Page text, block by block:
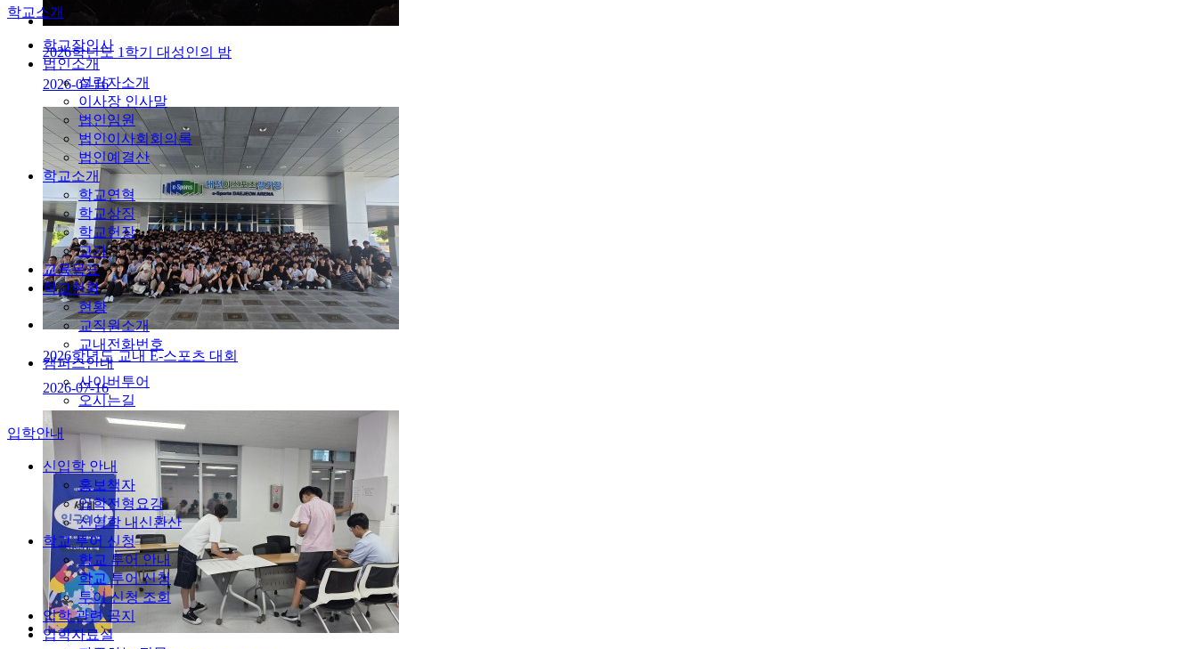
학교소개
학교장인사
법인소개
설립자소개
이사장 인사말
법인임원
법인이사회회의록
법인예결산
학교소개
학교연혁
학교상징
학교헌장
교가
교육목표
학교현황
현황
교직원소개
교내전화번호
캠퍼스안내
사이버투어
오시는길
입학안내
신입학 안내
홍보책자
입학전형요강
신입학 내신환산
학교 투어 신청
학교 투어 안내
학교 투어 신청
투어 신청 조회
입학 관련 공지
입학자료실
2026학년도 1학기 대성인의 밤
2026-07-16
2026학년도 교내 E-스포츠 대회
2026-07-16